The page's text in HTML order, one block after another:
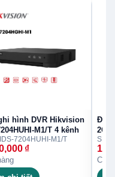
hình DVR Hikvision
M1/T 4 kênh
7204HUHI-M1/T
₫
Đầu
Còn